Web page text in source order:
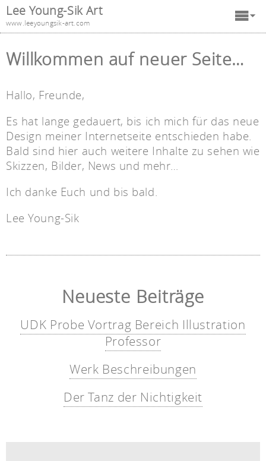
Lee Young-Sik Art
www.leeyoungsik-art.com
Willkommen auf neuer Seite…
Hallo, Freunde,
Es hat lange gedauert, bis ich mich für das neue
Design meiner Internetseite entschieden habe.
Bald sind hier auch weitere Inhalte zu sehen wie
Skizzen, Bilder, News und mehr…
Ich danke Euch und bis bald.
Lee Young-Sik
Neueste Beiträge
UDK Probe Vortrag Bereich Illustration
Professor
Werk Beschreibungen
Der Tanz der Nichtigkeit